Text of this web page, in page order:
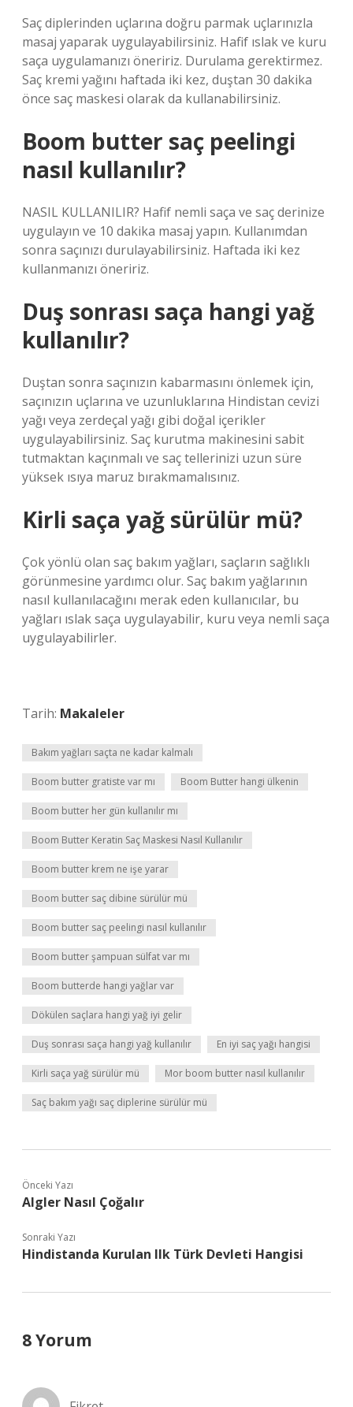
Saç diplerinden uçlarına doğru parmak uçlarınızla
masaj yaparak uygulayabilirsiniz. Hafif ıslak ve kuru
saça uygulamanızı öneririz. Durulama gerektirmez.
Saç kremi yağını haftada iki kez, duştan 30 dakika
önce saç maskesi olarak da kullanabilirsiniz.
Boom butter saç peelingi
nasıl kullanılır?
NASIL KULLANILIR? Hafif nemli saça ve saç derinize
uygulayın ve 10 dakika masaj yapın. Kullanımdan
sonra saçınızı durulayabilirsiniz. Haftada iki kez
kullanmanızı öneririz.
Duş sonrası saça hangi yağ
kullanılır?
Duştan sonra saçınızın kabarmasını önlemek için,
saçınızın uçlarına ve uzunluklarına Hindistan cevizi
yağı veya zerdeçal yağı gibi doğal içerikler
uygulayabilirsiniz. Saç kurutma makinesini sabit
tutmaktan kaçınmalı ve saç tellerinizi uzun süre
yüksek ısıya maruz bırakmamalısınız.
Kirli saça yağ sürülür mü?
Çok yönlü olan saç bakım yağları, saçların sağlıklı
görünmesine yardımcı olur. Saç bakım yağlarının
nasıl kullanılacağını merak eden kullanıcılar, bu
yağları ıslak saça uygulayabilir, kuru veya nemli saça
uygulayabilirler.
Tarih: Makaleler
Bakım yağları saçta ne kadar kalmalı
Boom butter gratiste var mı Boom Butter hangi ülkenin
Boom butter her gün kullanılır mı
Boom Butter Keratin Saç Maskesi Nasıl Kullanılır
Boom butter krem ne işe yarar
Boom butter saç dibine sürülür mü
Boom butter saç peelingi nasıl kullanılır
Boom butter şampuan sülfat var mı
Boom butterde hangi yağlar var
Dökülen saçlara hangi yağ iyi gelir
Duş sonrası saça hangi yağ kullanılır En iyi saç yağı hangisi
Kirli saça yağ sürülür mü Mor boom butter nasıl kullanılır
Saç bakım yağı saç diplerine sürülür mü
Önceki Yazı
Algler Nasıl Çoğalır
Sonraki Yazı
Hindistanda Kurulan Ilk Türk Devleti Hangisi
8 Yorum